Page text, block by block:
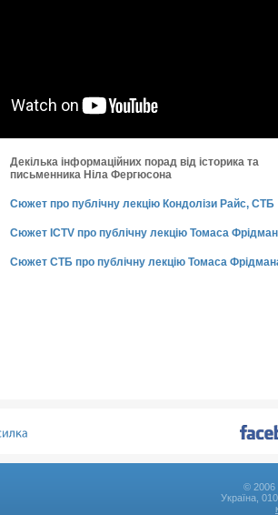
Декілька інформаційних порад від історика та
письменника Ніла Фергюсона
Сюжет про публічну лекцію Кондолізи Райс, СТБ
Сюжет ICTV про публічну лекцію Томаса
Сюжет СТБ про публічну лекцію Томаса
© 2006
Україна,